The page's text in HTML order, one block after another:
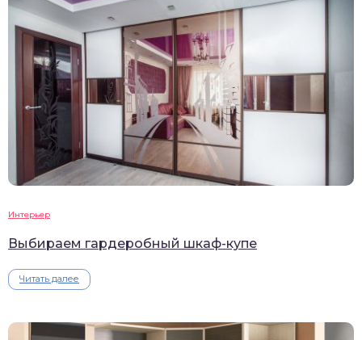
Интерьер
Выбираем гардеробный шкаф-купе
Читать далее